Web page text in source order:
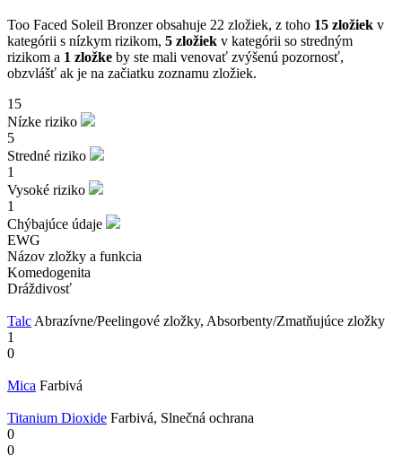
Too Faced Soleil Bronzer obsahuje 22 zložiek, z toho 15 zložiek v
kategórii s nízkym rizikom, 5 zložiek v kategórii so stredným
rizikom a 1 zložke by ste mali venovať zvýšenú pozornosť,
obzvlášť ak je na začiatku zoznamu zložiek.
15
Nízke riziko
5
Stredné riziko
1
Vysoké riziko
1
Chýbajúce údaje
EWG
Názov zložky a funkcia
Komedogenita
Dráždivosť
Talc Abrazívne/Peelingové zložky, Absorbenty/Zmatňujúce zložky
1
0
Mica Farbivá
Titanium Dioxide Farbivá, Slnečná ochrana
0
0